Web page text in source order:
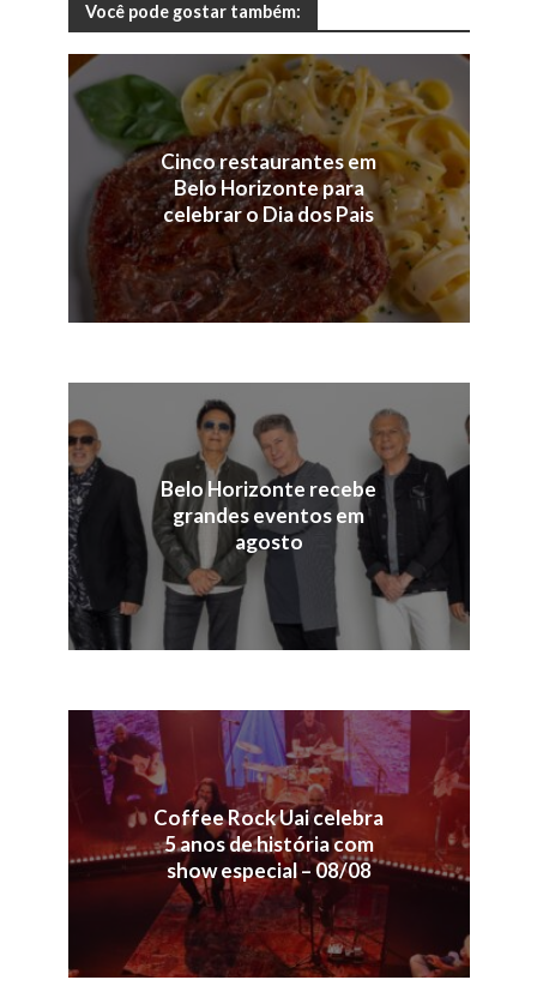
Você pode gostar também:
Cinco restaurantes em
Belo Horizonte para
celebrar o Dia dos Pais
Belo Horizonte recebe
grandes eventos em
agosto
Coffee Rock Uai celebra
5 anos de história com
show especial – 08/08